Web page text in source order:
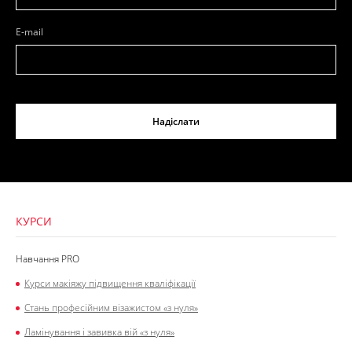
E-mail
Надіслати
КУРСИ
Навчання PRO
Курси макіяжу підвищення кваліфікації
Стань професійним візажистом «з нуля»
Ламінування і завивка вій «з нуля»